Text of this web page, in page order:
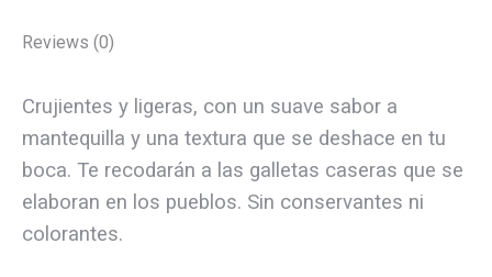
Reviews (0)
Crujientes y ligeras, con un suave sabor a
mantequilla y una textura que se deshace en tu
boca. Te recodarán a las galletas caseras que se
elaboran en los pueblos. Sin conservantes ni
colorantes.